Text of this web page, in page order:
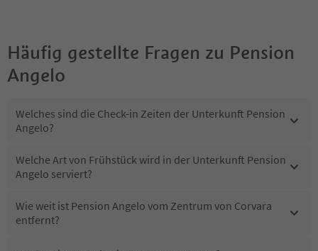
Häufig gestellte Fragen zu Pension
Angelo
Welches sind die Check-in Zeiten der Unterkunft Pension
Angelo?
Welche Art von Frühstück wird in der Unterkunft Pension
Angelo serviert?
Wie weit ist Pension Angelo vom Zentrum von Corvara
entfernt?